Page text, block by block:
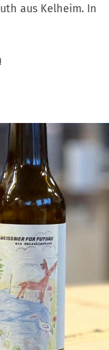
aus Kelheim. In